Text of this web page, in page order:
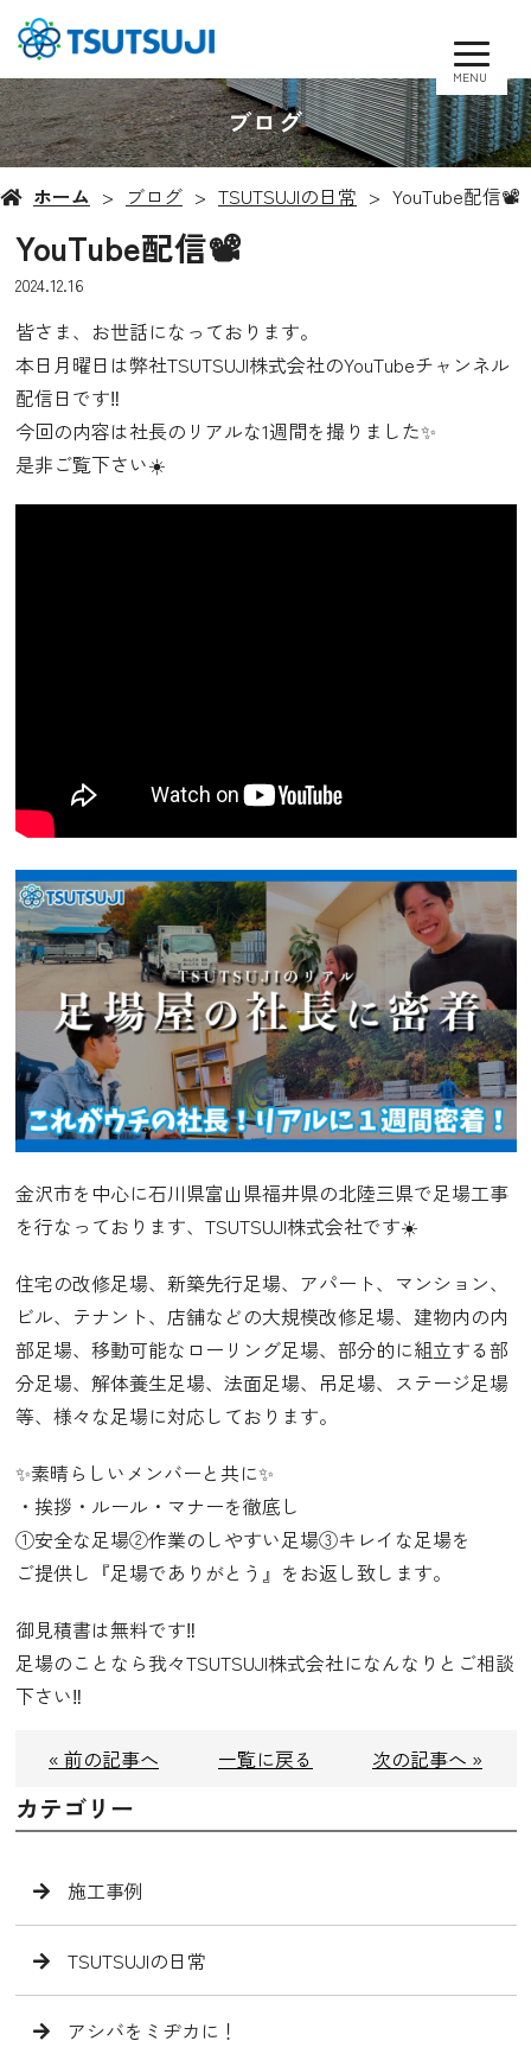
MENU
ブログ
ホーム ブログ TSUTSUJIの日常 YouTube配信📽️
YouTube配信📽️
2024.12.16
皆さま、お世話になっております。
本日月曜日は弊社TSUTSUJI株式会社のYouTubeチャンネル
配信日です‼️
今回の内容は社長のリアルな1週間を撮りました✨
是非ご覧下さい☀️
金沢市を中心に石川県富山県福井県の北陸三県で足場工事
を行なっております、TSUTSUJI株式会社です☀️
住宅の改修足場、新築先行足場、アパート、マンション、
ビル、テナント、店舗などの大規模改修足場、建物内の内
部足場、移動可能なローリング足場、部分的に組立する部
分足場、解体養生足場、法面足場、吊足場、ステージ足場
等、様々な足場に対応しております。
✨素晴らしいメンバーと共に✨
・挨拶・ルール・マナーを徹底し
①安全な足場②作業のしやすい足場③キレイな足場を
ご提供し『足場でありがとう』をお返し致します。
御見積書は無料です‼️
足場のことなら我々TSUTSUJI株式会社になんなりとご相談
下さい‼️
« 前の記事へ 一覧に戻る 次の記事へ »
カテゴリー
施工事例
TSUTSUJIの日常
アシバをミヂカに！